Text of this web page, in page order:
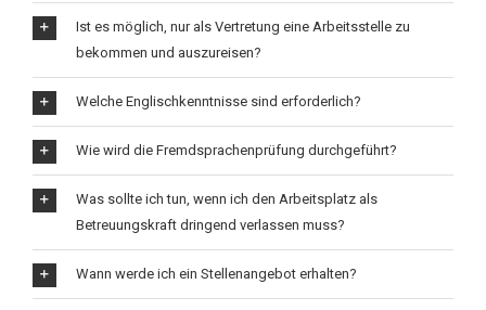
Ist es möglich, nur als Vertretung eine Arbeitsstelle zu
bekommen und auszureisen?
Welche Englischkenntnisse sind erforderlich?
Wie wird die Fremdsprachenprüfung durchgeführt?
Was sollte ich tun, wenn ich den Arbeitsplatz als
Betreuungskraft dringend verlassen muss?
Wann werde ich ein Stellenangebot erhalten?